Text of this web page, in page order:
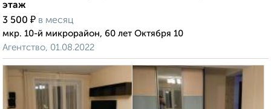
этаж
3 500 ₽ в месяц
мкр. 10-й микрорайон, 60 лет Октября 10
Агентство, 01.08.2022